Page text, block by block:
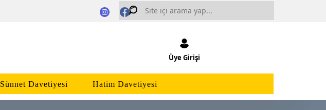
Üye Girişi
Sünnet Davetiyesi Hatim Davetiyesi